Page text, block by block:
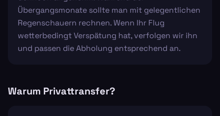
Übergangsmonate sollte man mit gelegentlichen
Regenschauern rechnen. Wenn Ihr Flug
wetterbedingt Verspätung hat, verfolgen wir ihn
und passen die Abholung entsprechend an.
Warum Privattransfer?